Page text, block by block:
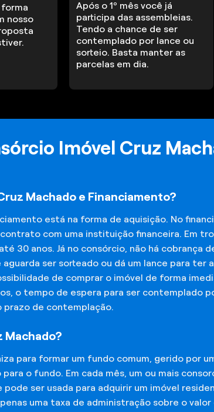
nosso
Após o 1º mês você já
participa das assembleias.
Tendo a chance de ser
contemplado por lance ou
sorteio. Basta manter as
parcelas em dia.
Imóvel Cruz
Machado e Financiamento?
está na forma de aquisição. No
com uma instituição financeira. Em
30 anos. Já no consórcio, não há cobrança
ser sorteado ou dá um lance para ter
de comprar o imóvel de forma
o tempo de espera para ser contemplado
prazo de contemplação.
Machado?
para formar um fundo comum, gerido por
o fundo. Em cada mês, um ou mais
ser usada para adquirir um imóvel
uma taxa de administração sobre o